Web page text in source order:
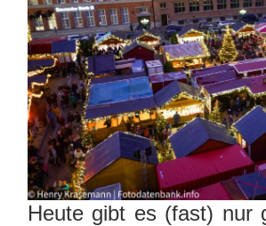
Heute gibt es (fast) nur